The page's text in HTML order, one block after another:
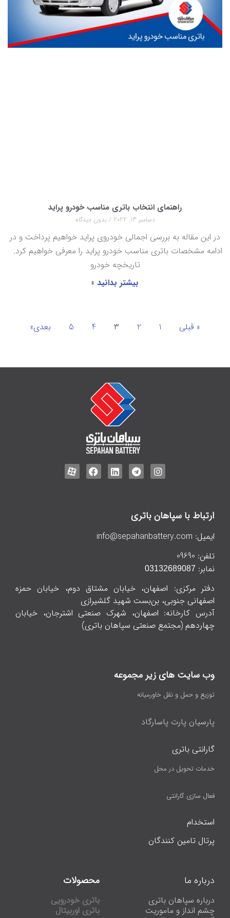
راهنمای انتخاب باتری مناسب خودرو پراید
دسامبر 13, 2022 بدون دیدگاه
در این مقاله به بررسی اجمالی خودروی پراید خواهیم پرداخت و در
ادامه مشخصات باتری مناسب خودرو پراید را معرفی خواهیم کرد.
تاریخچه خودرو
بیشتر بدانید »
« قبلی 1
2
3
4
5 بعدی»
ارتباط با سپاهان باتری
ایمیل: info@sepahanbattery.com
تلفن:
نمابر: 03132689087
دفتر مرکزی: اصفهان، خیابان مشتاق دوم، خیابان حمزه
اصفهانی جنوبی، بن‌بست شهید گلشیرازی
آدرس کارخانه: اصفهان، شهرک صنعتی اشترجان، خیابان
چهاردهم (مجتمع صنعتی سپاهان باتری)
وب سایت های زیر مجموعه
توزیع و حمل و نقل خاورمیانه
پارسیان پارت پاسارگاد
گارانتی باتری
خدمات تحویل در محل
فعال سازی گارانتی
استخدام
پرتال تامین کنندگان
درباره ما
درباره سپاهان باتری
چشم انداز و ماموریت
محصولات
باتری خودرویی
باتری اوربیتال